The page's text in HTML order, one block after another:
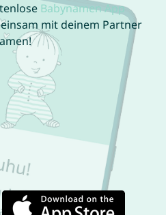
Babynamen App
mit deinem Partner